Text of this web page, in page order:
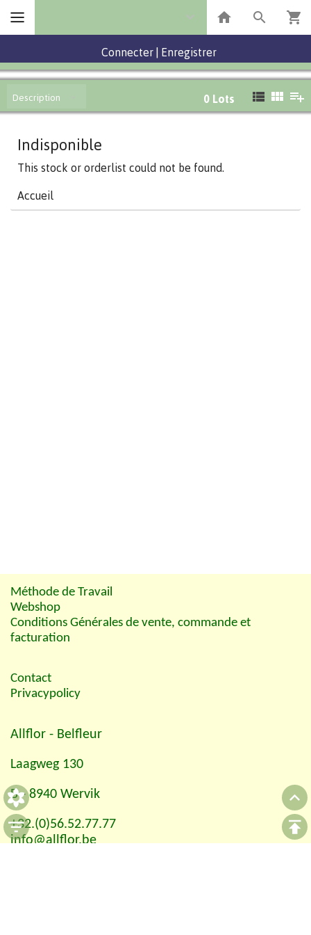
Connecter Enregistrer
Description 0 Lots
Indisponible
This stock or orderlist could not be found.
Accueil
Méthode de Travail
Webshop
Conditions Générales de vente, commande et
facturation
Contact
Privacypolicy
Allflor - Belfleur
Laagweg 130
B - 8940 Wervik
+32.(0)56.52.77.77
info@allflor.be